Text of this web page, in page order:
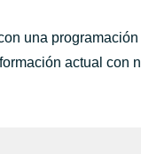
una
actual con